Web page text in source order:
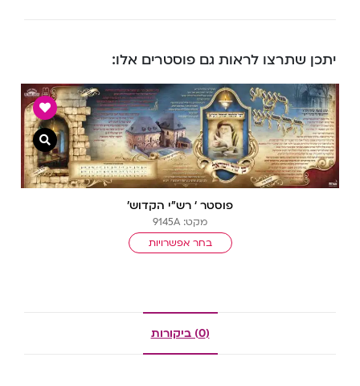
יתכן שתרצו לראות גם פוסטרים אלו:
פוסטר ‘ רש”י הקדוש’
מקט: 9145A
בחר אפשרויות
צפייה
(0) ביקורות